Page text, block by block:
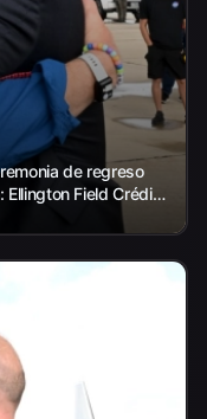
de regreso
Field Crédito